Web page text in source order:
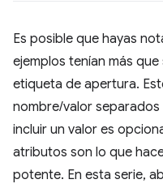
Es posible que hayas
ejemplos tenían más
etiqueta de apertura.
nombre/valor
incluir un valor es
atributos son lo que
potente. En esta serie,